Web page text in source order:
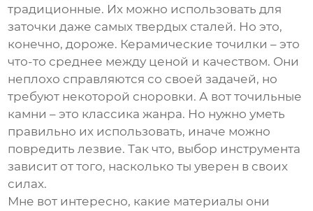
традиционные. Их можно использовать для
заточки даже самых твердых сталей. Но это,
конечно, дороже. Керамические точилки – это
что-то среднее между ценой и качеством. Они
неплохо справляются со своей задачей, но
требуют некоторой сноровки. А вот точильные
камни – это классика жанра. Но нужно уметь
правильно их использовать, иначе можно
повредить лезвие. Так что, выбор инструмента
зависит от того, насколько ты уверен в своих
силах.
Мне вот интересно, какие материалы они